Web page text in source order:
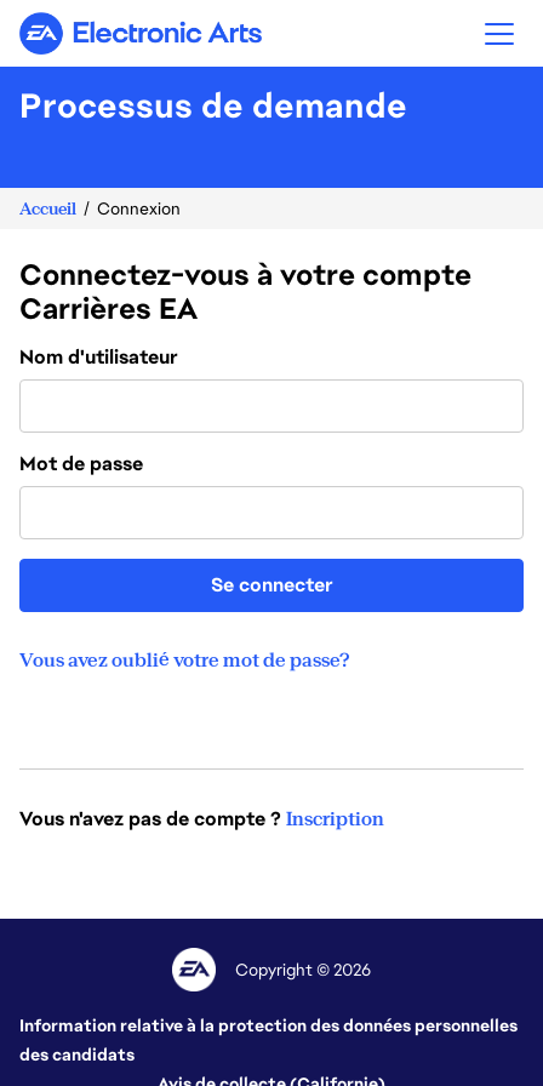
Electronic Arts
Processus de demande
Accueil Connexion
Connectez-vous à votre compte
Carrières EA
Connexion
Nom d'utilisateur
Mot de passe
Se connecter
Vous avez oublié votre mot de passe?
Vous n'avez pas de compte ? Inscription
Copyright © 2026
Information relative à la protection des données personnelles
des candidats